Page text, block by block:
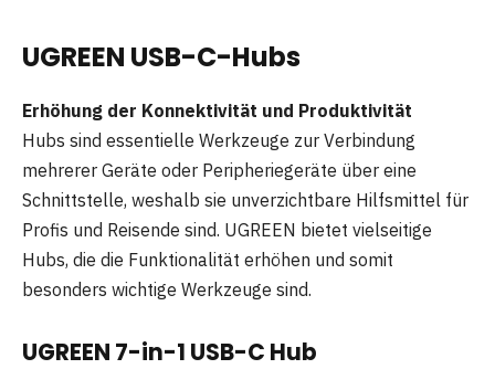
UGREEN USB-C-Hubs
Erhöhung der Konnektivität und Produktivität
Hubs sind essentielle Werkzeuge zur Verbindung
mehrerer Geräte oder Peripheriegeräte über eine
Schnittstelle, weshalb sie unverzichtbare Hilfsmittel für
Profis und Reisende sind. UGREEN bietet vielseitige
Hubs, die die Funktionalität erhöhen und somit
besonders wichtige Werkzeuge sind.
UGREEN 7-in-1 USB-C Hub